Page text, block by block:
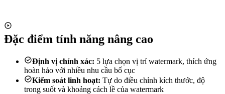
Bắt đầu tạo hình mờ
Đặc điểm tính năng nâng cao
Định vị chính xác: 5 lựa chọn vị trí watermark, thích ứng
hoàn hảo với nhiều nhu cầu bố cục
Kiểm soát linh hoạt: Tự do điều chỉnh kích thước, độ
trong suốt và khoảng cách lề của watermark